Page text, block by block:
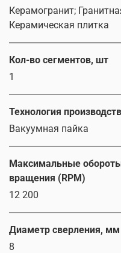
Керамогранит;
Керамическая плитка
Кол-во сегментов, шт
1
Технология
Вакуумная пайка
Максимальные
вращения (RPM)
12 200
Диаметр сверления, мм
8